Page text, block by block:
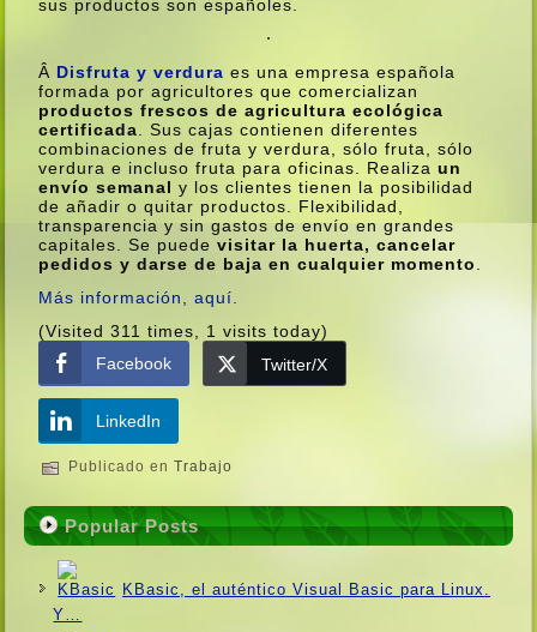
sus productos son españoles.
Â Disfruta y verdura es una empresa española
formada por agricultores que comercializan
productos frescos de agricultura ecológica
certificada . Sus cajas contienen diferentes
combinaciones de fruta y verdura, sólo fruta, sólo
verdura e incluso fruta para oficinas. Realizaun
enví­o semanal y los clientes tienen la posibilidad
de añadir o quitar productos. Flexibilidad,
transparencia y sin gastos de enví­o en grandes
capitales. Se puedevisitar la huerta, cancelar
pedidos y darse de baja en cualquier momento
Más información, aquí­.
(Visited 311 times, 1 visits today)
Facebook
Twitter/X
LinkedIn
Publicado en Trabajo
Popular Posts
KBasic, el auténtico Visual Basic para Linux.
Y…